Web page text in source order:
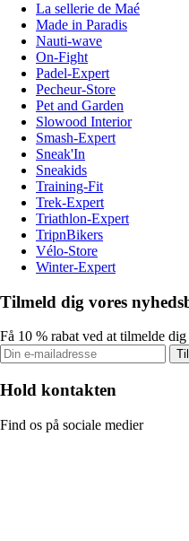
La sellerie de Maé
Made in Paradis
Nauti-wave
On-Fight
Padel-Expert
Pecheur-Store
Pet and Garden
Slowood Interior
Smash-Expert
Sneak'In
Sneakids
Training-Fit
Trek-Expert
Triathlon-Expert
TripnBikers
Vélo-Store
Winter-Expert
Tilmeld dig vores
Få 10 % rabat ved at tilmelde
Hold kontakten
Find os på sociale medier